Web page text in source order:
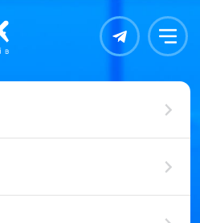
Контакты Меню